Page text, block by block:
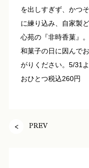
を出しすぎず、かつ
に練り込み、自家製
心苑の『非時香菓』。
和菓子の日に因んで
がりください。5/31
おひとつ税込260円
PREV